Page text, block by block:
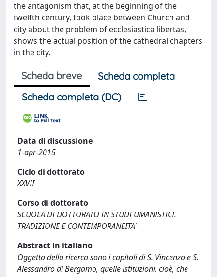
the antagonism that, at the beginning of the
twelfth century, took place between Church and
city about the problem of ecclesiastica libertas,
shows the actual position of the cathedral chapters
in the city.
Scheda breve
Scheda completa
Scheda completa (DC)
Data di discussione
1-apr-2015
Ciclo di dottorato
XXVII
Corso di dottorato
SCUOLA DI DOTTORATO IN STUDI UMANISTICI.
TRADIZIONE E CONTEMPORANEITA'
Abstract in italiano
Oggetto della ricerca sono i capitoli di S. Vincenzo e S.
Alessandro di Bergamo, quelle istituzioni, cioè, che